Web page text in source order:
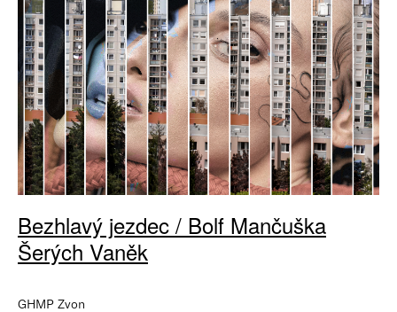
Bezhlavý jezdec / Bolf Mančuška
Šerých Vaněk
GHMP Zvon